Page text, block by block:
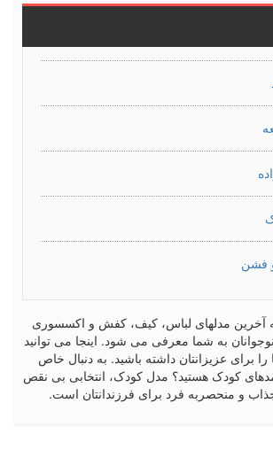
فشن
آخرین مدلهای لباس، کیف، کفش و اکسسوری
به شما معرفی می شود. اینجا می توانید
برای عزیزانتان داشته باشید. به دنبال خاص
کودک هستید؟ مدل کودک، انتخابی بی نقص
و منحصربه فرد برای فرزندانتان است.